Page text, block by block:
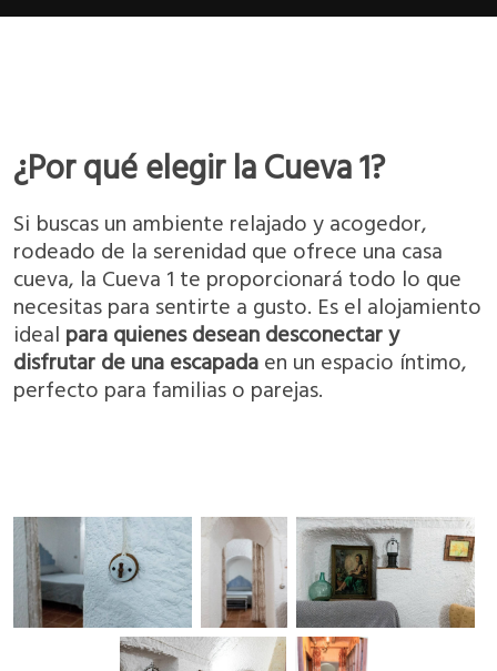
¿Por qué elegir la Cueva 1?
Si buscas un ambiente relajado y acogedor,
rodeado de la serenidad que ofrece una casa
cueva, la Cueva 1 te proporcionará todo lo que
necesitas para sentirte a gusto. Es el alojamiento
ideal para quienes desean desconectar y
disfrutar de una escapadaen un espacio íntimo,
perfecto para familias o parejas.